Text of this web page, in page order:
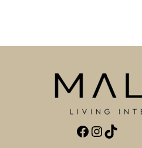
Facebook
Instagram
TikTok